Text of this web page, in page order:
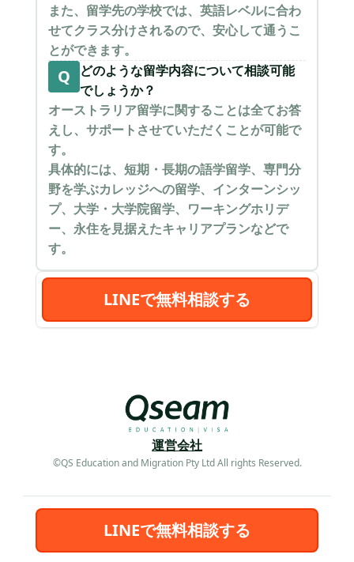
また、留学先の学校では、英語レベルに合わ
せてクラス分けされるので、安心して通うこ
とができます。
Q
どのような留学内容について相談可能
でしょうか？
オーストラリア留学に関することは全てお答
えし、サポートさせていただくことが可能で
す。
具体的には、短期・長期の語学留学、専門分
野を学ぶカレッジへの留学、インターンシッ
プ、大学・大学院留学、ワーキングホリデ
ー、永住を見据えたキャリアプランなどで
す。
LINEで無料相談する
運営会社
©︎QS Education and Migration Pty Ltd All rights Reserved.
LINEで無料相談する